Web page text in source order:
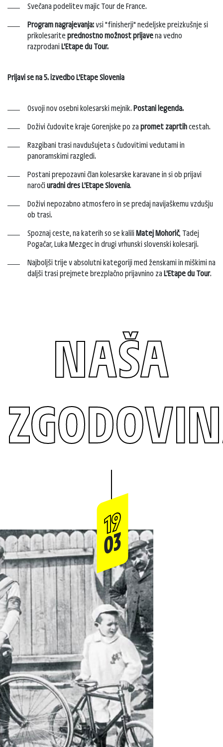
Svečana podelitev majic Tour de France.
Program nagrajevanja:vsi "finisherji" nedeljske preizkušnje si
prikolesarite prednostno možnost prijavena vedno
razprodani L'Etape du Tour.
Prijavi se na 5. izvedbo L'Etape Slovenia
Osvoji nov osebni kolesarski mejnik. Postani legenda.
Doživi čudovite kraje Gorenjske po za promet zaprtihcestah.
Razgibani trasi navdušujeta s čudovitimi vedutami in
panoramskimi razgledi.
Postani prepozavni član kolesarske karavane in si ob prijavi
naroči uradni dres L'Etape Slovenia.
Doživi nepozabno atmosfero in se predaj navijaškemu vzdušju
ob trasi.
Spoznaj ceste, na katerih so se kalili Matej Mohorič, Tadej
Pogačar, Luka Mezgec in drugi vrhunski slovenski kolesarji.
Najboljši trije v absolutni kategoriji med ženskami in miškimi na
daljši trasi prejmete brezplačno prijavnino za L'Etape du Tour.
NAŠA
19
03